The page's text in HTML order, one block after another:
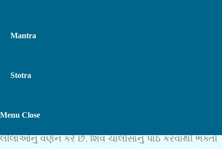
Mantra
Stotra
Toggle
Menu Close
લીલાઓનું વર્ણન કરે છે. શિવ ચાલીસાનું પાઠ કરવાથી ભક્તો